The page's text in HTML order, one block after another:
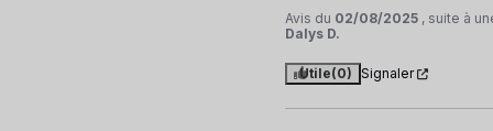
Avis du 02/08/2025 , suite à
Dalys D.
Utile(0) Signaler